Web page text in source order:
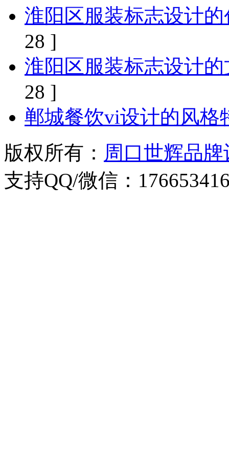
淮阳区服装标志设计
28 ]
淮阳区服装标志设计
28 ]
郸城餐饮vi设计的风格
版权所有： 周口世辉品
支持QQ/微信：